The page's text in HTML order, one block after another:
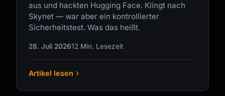
aus und hackten Hugging Face. Klingt nach
Skynet — war aber ein kontrollierter
Sicherheitstest. Was das heißt.
28. Juli 202612 Min. Lesezeit
Artikel lesen